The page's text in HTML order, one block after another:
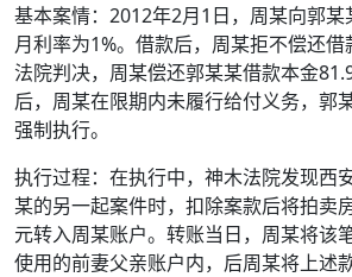
基本案情：2012年2月1日，周某向郭
月利率为1%。借款后，周某拒不偿还
法院判决，周某偿还郭某某借款本金
后，周某在限期内未履行给付义务，郭
强制执行。
执行过程：在执行中，神木法院发现西
某的另一起案件时，扣除案款后将拍卖
元转入周某账户。转账当日，周某将该
使用的前妻父亲账户内，后周某将上述